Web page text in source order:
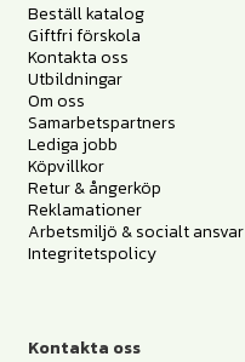
Beställ katalog
Giftfri förskola
Kontakta oss
Utbildningar
Om oss
Samarbetspartners
Lediga jobb
Köpvillkor
Retur & ångerköp
Reklamationer
Arbetsmiljö & socialt ansvar
Integritetspolicy
Kontakta oss